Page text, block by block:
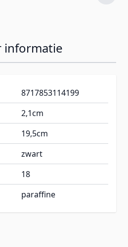
informatie
8717853114199
2,1cm
19,5cm
zwart
18
paraffine